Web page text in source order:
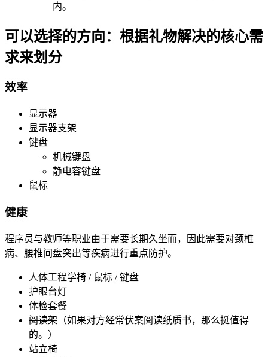
内。
可以选择的方向：根据礼物解决的核心需
求来划分
效率
显示器
显示器支架
键盘
机械键盘
静电容键盘
鼠标
健康
程序员与教师等职业由于需要长期久坐而，因此需要对颈椎
病、腰椎间盘突出等疾病进行重点防护。
人体工程学椅 / 鼠标 / 键盘
护眼台灯
体检套餐
阅读架 （如果对方经常伏案阅读纸质书，那么挺值得
的。）
站立椅